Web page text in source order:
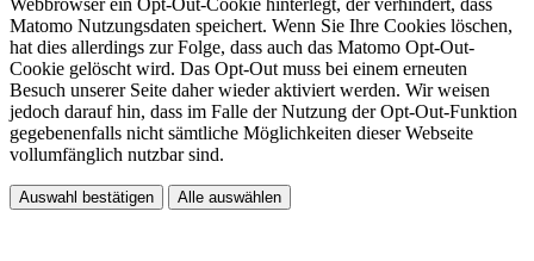
Matomo Nutzungsdaten speichert. Wenn Sie Ihre Cookies löschen,
hat dies allerdings zur Folge, dass auch das Matomo Opt-Out-
Cookie gelöscht wird. Das Opt-Out muss bei einem erneuten
Besuch unserer Seite daher wieder aktiviert werden. Wir weisen
jedoch darauf hin, dass im Falle der Nutzung der Opt-Out-Funktion
gegebenenfalls nicht sämtliche Möglichkeiten dieser Webseite
vollumfänglich nutzbar sind.
Auswahl bestätigen Alle auswählen